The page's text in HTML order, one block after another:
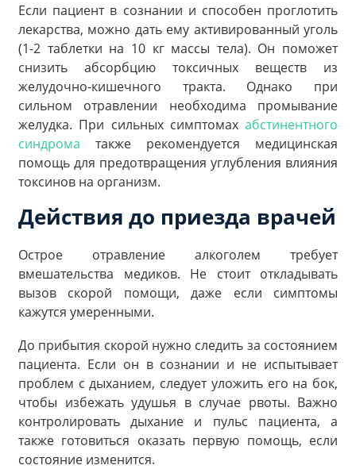
Если пациент в сознании и способен проглотить
лекарства, можно дать ему активированный уголь
(1-2 таблетки на 10 кг массы тела). Он поможет
снизить абсорбцию токсичных веществ из
желудочно-кишечного тракта. Однако при
сильном отравлении необходима промывание
желудка. При сильных симптомах абстинентного
синдрома также рекомендуется медицинская
помощь для предотвращения углубления влияния
токсинов на организм.
Действия до приезда врачей
Острое отравление алкоголем требует
вмешательства медиков. Не стоит откладывать
вызов скорой помощи, даже если симптомы
кажутся умеренными.
До прибытия скорой нужно следить за состоянием
пациента. Если он в сознании и не испытывает
проблем с дыханием, следует уложить его на бок,
чтобы избежать удушья в случае рвоты. Важно
контролировать дыхание и пульс пациента, а
также готовиться оказать первую помощь, если
состояние изменится.